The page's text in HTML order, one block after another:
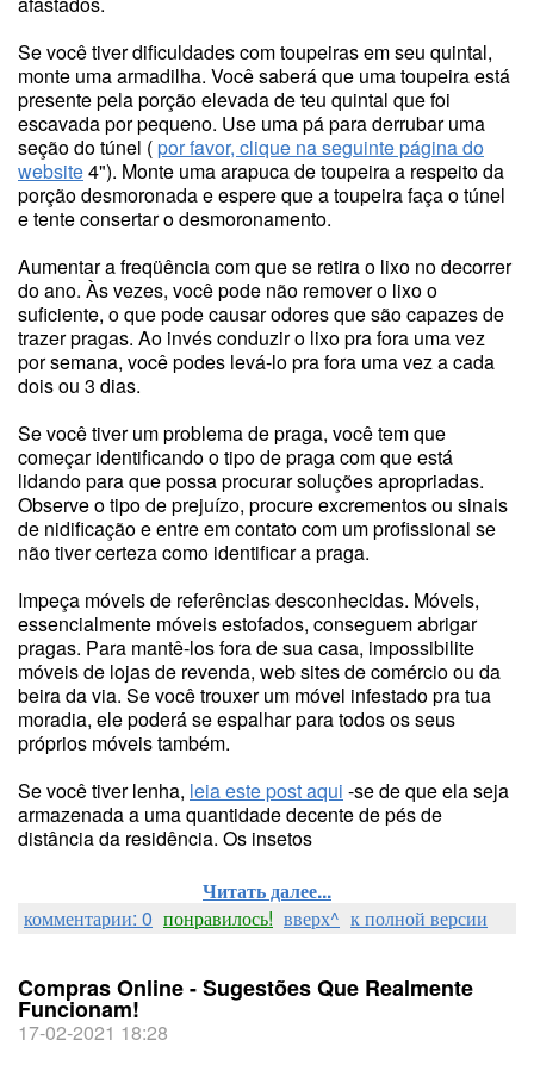
Se você tiver dificuldades com toupeiras em seu quintal,
monte uma armadilha. Você saberá que uma toupeira está
presente pela porção elevada de teu quintal que foi
escavada por pequeno. Use uma pá para derrubar uma
seção do túnel (por favor, clique na seguinte página do
website4"). Monte uma arapuca de toupeira a respeito da
porção desmoronada e espere que a toupeira faça o túnel
e tente consertar o desmoronamento.
Aumentar a freqüência com que se retira o lixo no decorrer
do ano. Às vezes, você pode não remover o lixo o
suficiente, o que pode causar odores que são capazes de
trazer pragas. Ao invés conduzir o lixo pra fora uma vez
por semana, você podes levá-lo pra fora uma vez a cada
dois ou 3 dias.
Se você tiver um problema de praga, você tem que
começar identificando o tipo de praga com que está
lidando para que possa procurar soluções apropriadas.
Observe o tipo de prejuízo, procure excrementos ou sinais
de nidificação e entre em contato com um profissional se
não tiver certeza como identificar a praga.
Impeça móveis de referências desconhecidas. Móveis,
essencialmente móveis estofados, conseguem abrigar
pragas. Para mantê-los fora de sua casa, impossibilite
móveis de lojas de revenda, web sites de comércio ou da
beira da via. Se você trouxer um móvel infestado pra tua
moradia, ele poderá se espalhar para todos os seus
próprios móveis também.
Se você tiver lenha, leia este post aqui -se de que ela seja
armazenada a uma quantidade decente de pés de
distância da residência. Os insetos
Читать далее...
комментарии: 0 понравилось! вверх^ к полной версии
Compras Online - Sugestões Que Realmente
Funcionam!
17-02-2021 18:28